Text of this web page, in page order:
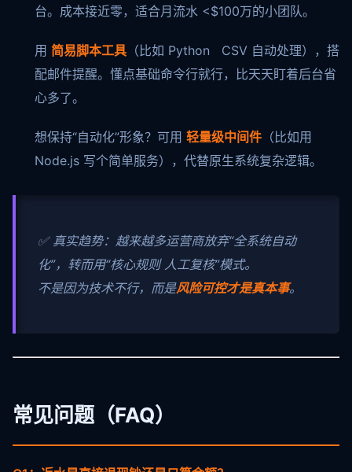
台。成本接近零，适合月流水 <$100万的小团队。
用 简易脚本工具 （比如 Python CSV 自动处理），搭
配邮件提醒。懂点基础命令行就行，比天天盯着后台省
心多了。
想保持“自动化”形象？可用 轻量级中间件 （比如用
Node.js 写个简单服务），代替原生系统复杂逻辑。
✅ 真实趋势：越来越多运营商放弃“全系统自动
化”，转而用“核心规则 人工复核”模式。
不是因为技术不行，而是风险可控才是真本事。
常见问题（FAQ）